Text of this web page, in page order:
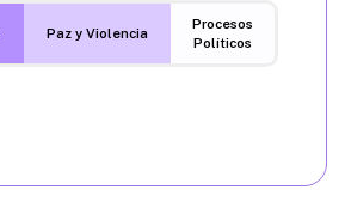
Paz y Violencia
Procesos
Políticos